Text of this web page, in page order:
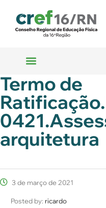
Termo de
arquitetura
3 de março de 2021
Posted by: ricardo